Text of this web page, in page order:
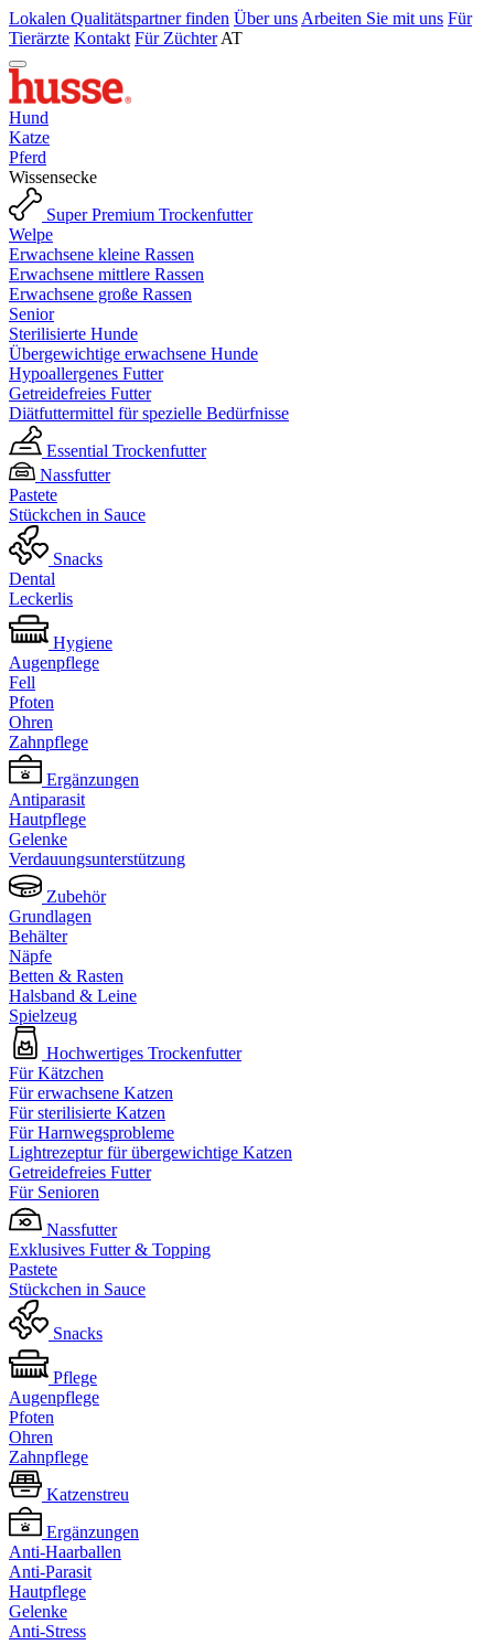
Lokalen Qualitätspartner finden Über uns Arbeiten Sie mit uns Für
Tierärzte Kontakt Für Züchter AT
Hund
Katze
Pferd
Wissensecke
Super Premium Trockenfutter
Welpe
Erwachsene kleine Rassen
Erwachsene mittlere Rassen
Erwachsene große Rassen
Senior
Sterilisierte Hunde
Übergewichtige erwachsene Hunde
Hypoallergenes Futter
Getreidefreies Futter
Diätfuttermittel für spezielle Bedürfnisse
Essential Trockenfutter
Nassfutter
Pastete
Stückchen in Sauce
Snacks
Dental
Leckerlis
Hygiene
Augenpflege
Fell
Pfoten
Ohren
Zahnpflege
Ergänzungen
Antiparasit
Hautpflege
Gelenke
Verdauungsunterstützung
Zubehör
Grundlagen
Behälter
Näpfe
Betten & Rasten
Halsband & Leine
Spielzeug
Hochwertiges Trockenfutter
Für Kätzchen
Für erwachsene Katzen
Für sterilisierte Katzen
Für Harnwegsprobleme
Lightrezeptur für übergewichtige Katzen
Getreidefreies Futter
Für Senioren
Nassfutter
Exklusives Futter & Topping
Pastete
Stückchen in Sauce
Snacks
Pflege
Augenpflege
Pfoten
Ohren
Zahnpflege
Katzenstreu
Ergänzungen
Anti-Haarballen
Anti-Parasit
Hautpflege
Gelenke
Anti-Stress